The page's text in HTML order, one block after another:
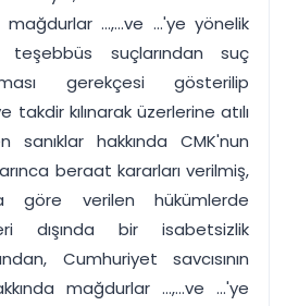
...,...ve ...'ye yönelik
suçlarından suç
gerekçesi gösterilip
kılınarak üzerlerine atılı
hakkında CMK'nun
beraat kararları verilmiş,
göre verilen hükümlerde
dışında bir isabetsizlik
Cumhuriyet savcısının
mağdurlar ...,...ve ...'ye